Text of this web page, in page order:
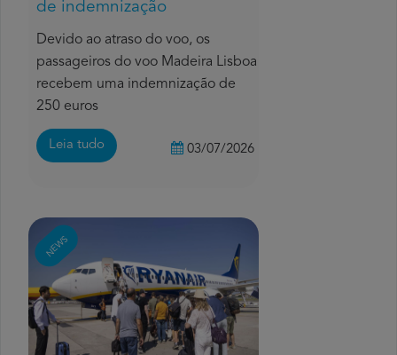
de indemnização
Devido ao atraso do voo, os
passageiros do voo Madeira Lisboa
recebem uma indemnização de
250 euros
Leia tudo 03/07/2026
NEWS